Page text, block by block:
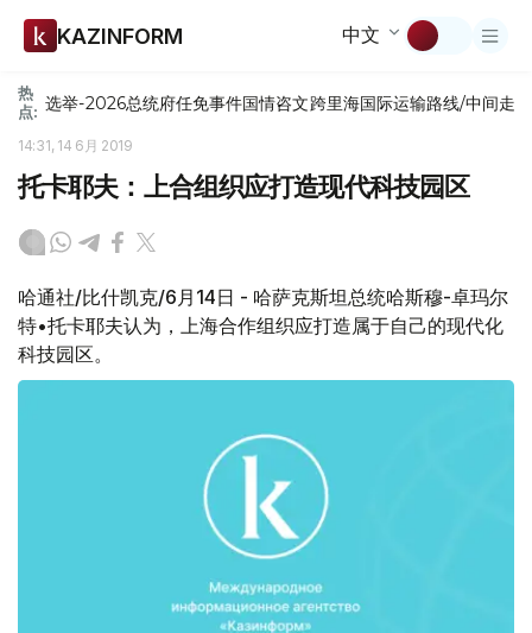
KAZINFORM 中文
热
点: 选举-2026总统府任免事件国情咨文跨里海国际运输路线/中间走廊
14:31, 14 6月 2019
托卡耶夫：上合组织应打造现代科技园区
哈通社/比什凯克/6月14日 - 哈萨克斯坦总统哈斯穆-卓玛尔
特•托卡耶夫认为，上海合作组织应打造属于自己的现代化
科技园区。